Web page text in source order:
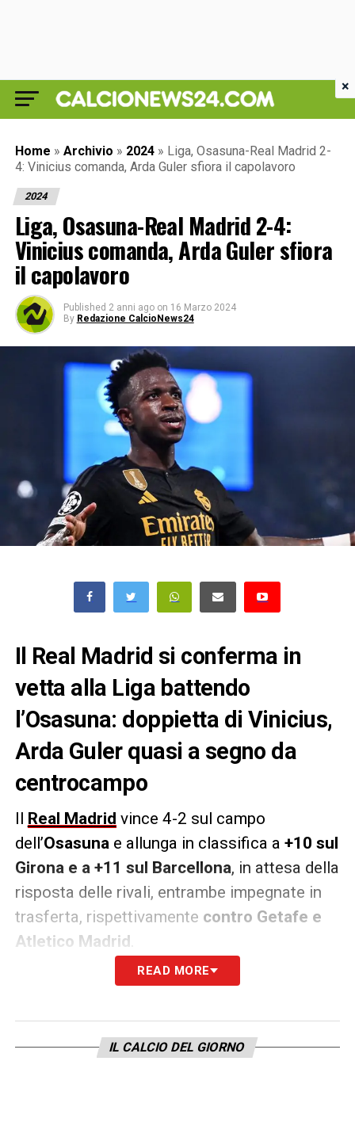
Home » Archivio » 2024 » Liga, Osasuna-Real Madrid 2-
4: Vinicius comanda, Arda Guler sfiora il capolavoro
2024
Liga, Osasuna-Real Madrid 2-4:
Vinicius comanda, Arda Guler sfiora
il capolavoro
Published 2 anni ago on 16 Marzo 2024
By Redazione CalcioNews24
Il Real Madrid si conferma in
vetta alla Liga battendo
l’Osasuna: doppietta di Vinicius,
Arda Guler quasi a segno da
centrocampo
Il Real Madrid vince 4-2 sul campo
dell’Osasuna e allunga in classifica a +10 sul
Girona e a +11 sul Barcellona, in attesa della
risposta delle rivali, entrambe impegnate in
trasferta, rispettivamente contro Getafe e
Atletico Madrid
Questo il racconto diMarcadell’odierno
essere lui a comandare nella Liga. Due gol
READ MORE
IL CALCIO DEL GIORNO
×